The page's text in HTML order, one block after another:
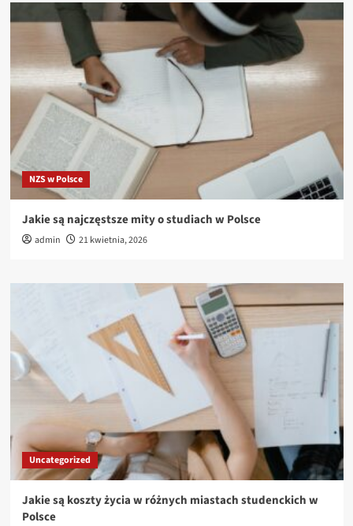
NZS w Polsce
Jakie są najczęstsze mity o studiach w Polsce
admin 21 kwietnia, 2026
Uncategorized
Jakie są koszty życia w różnych miastach studenckich w
Polsce